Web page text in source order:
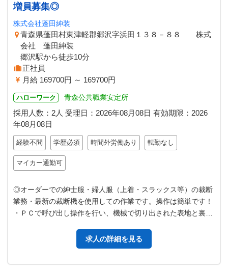
増員募集◎
株式会社蓬田紳装
青森県蓬田村東津軽郡郷沢字浜田１３８－８８ 株式
会社 蓬田紳装
郷沢駅から徒歩10分
正社員
月給 169700円 ～ 169700円
ハローワーク 青森公共職業安定所
採用人数：2人 受理日： 2026年08月08日 有効期限： 2026
年08月08日
経験不問 学歴必須 時間外労働あり 転勤なし
マイカー通勤可
◎オーダーでの紳士服・婦人服（上着・スラックス等）の裁断
業務・最新の裁断機を使用しての作業です。操作は簡単です！
・ＰＣで呼び出し操作を行い、機械で切り出された表地と裏地
求人の詳細を見る